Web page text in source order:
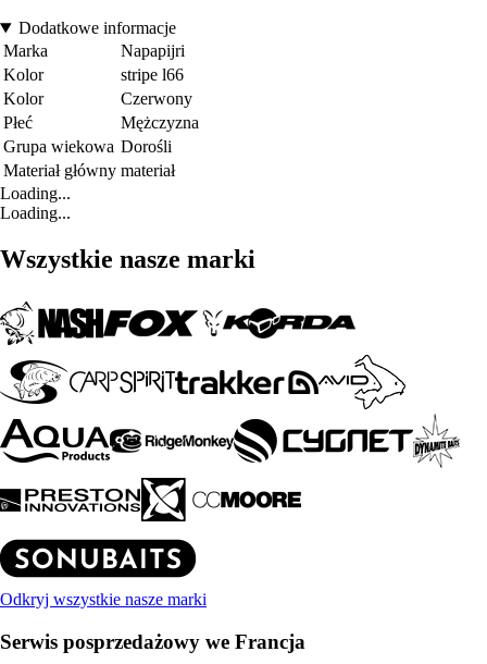
Dodatkowe informacje
Marka
Napapijri
Kolor
stripe l66
Kolor
Czerwony
Płeć
Mężczyzna
Grupa wiekowa Dorośli
Materiał główny materiał
Loading...
Loading...
Wszystkie nasze marki
Odkryj wszystkie nasze marki
Serwis posprzedażowy we Francja